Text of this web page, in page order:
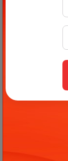
Chọn
hình